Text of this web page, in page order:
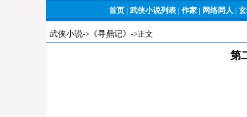
首页 | 武侠小说列表 | 作家 | 网络同人 |
武侠小说-> 《寻鼎记》 ->正文
第